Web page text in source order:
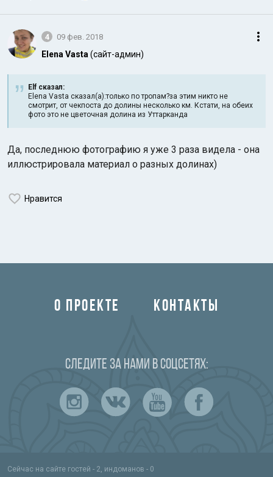
4 09 фев. 2018
Elena Vasta (сайт-админ)
Elf сказал:
Elena Vasta сказал(а):только по тропам?за этим никто не
смотрит, от чекпоста до долины несколько км. Кстати, на обеих
фото это не цветочная долина из Уттарканда
Да, последнюю фотографию я уже 3 раза видела - она
иллюстрировала материал о разных долинах)
Нравится
О ПРОЕКТЕ КОНТАКТЫ
Следите за нами в соцсетях:
Сейчас на сайте гостей - 2, индоманов - 0